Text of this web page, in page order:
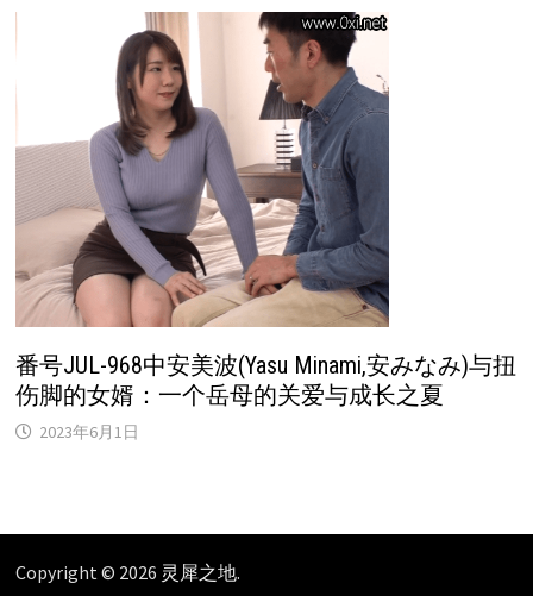
番号JUL-968中安美波(Yasu Minami,安みなみ)与扭
伤脚的女婿：一个岳母的关爱与成长之夏
2023年6月1日
Copyright © 2026 灵犀之地.